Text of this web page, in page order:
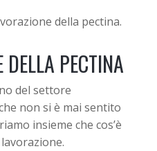
della pectina.
PECTINA
del settore
non si è mai sentito
insieme che cos’è